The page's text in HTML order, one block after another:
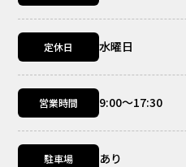
定休日 水曜日
営業時間 9:00～17:30
駐車場 あり